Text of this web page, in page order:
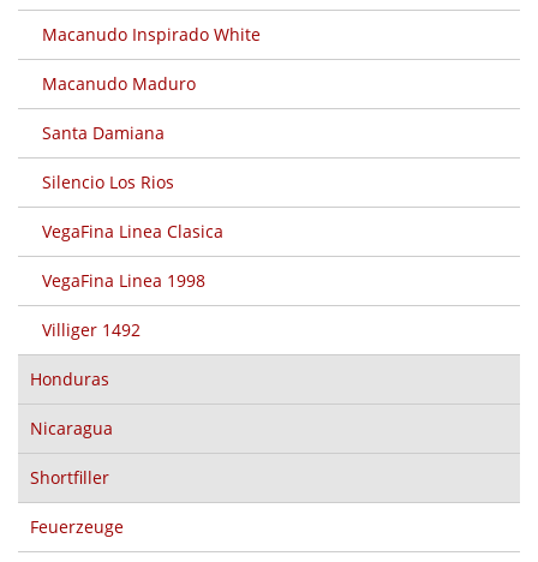
Macanudo Inspirado White
Macanudo Maduro
Santa Damiana
Silencio Los Rios
VegaFina Linea Clasica
VegaFina Linea 1998
Villiger 1492
Honduras
Nicaragua
Shortfiller
Feuerzeuge